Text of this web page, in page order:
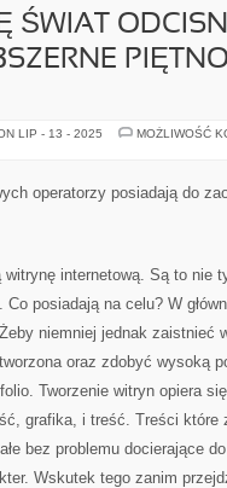
ŚWIAT
LIP - 13 - 2025
MOŻLIWOŚĆ
operatorzy posiadają do
witrynę internetową. Są to nie
posiadają na celu? W
niemniej jednak zaistnieć
oraz zdobyć wysoką
Tworzenie witryn opiera
grafika, i treść. Treści które
bez problemu docierające
Wskutek tego zanim